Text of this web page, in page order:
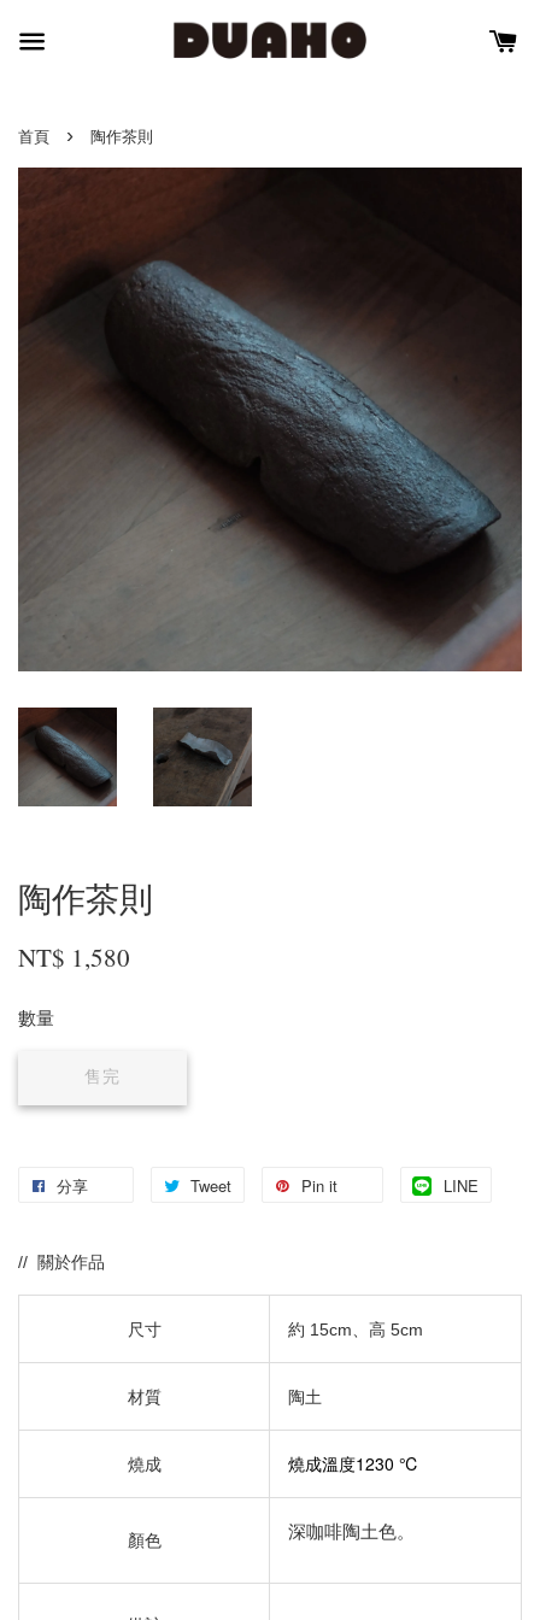
首頁 › 陶作茶則
陶作茶則
NT$ 1,580
數量
售完
分享 Tweet Pin it LINE
// 關於作品
尺寸 約 15cm、 高 5cm
材質 陶土​
燒成 燒成溫度1230 ℃
顏色 深咖啡陶土色。